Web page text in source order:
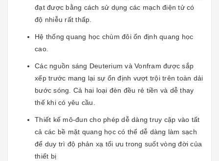
đạt được bằng cách sử dụng các mạch điện tử có
độ nhiễu rất thấp.
Hệ thống quang học chùm đôi ổn định quang học
cao.
Các nguồn sáng Deuterium và Vonfram được sắp
xếp trước mang lại sự ổn định vượt trội trên toàn dải
bước sóng. Cả hai loại đèn đều rẻ tiền và dễ thay
thế khi có yêu cầu.
Thiết kế mô-đun cho phép dễ dàng truy cập vào tất
cả các bề mặt quang học có thể dễ dàng làm sạch
để duy trì độ phản xạ tối ưu trong suốt vòng đời của
thiết bị